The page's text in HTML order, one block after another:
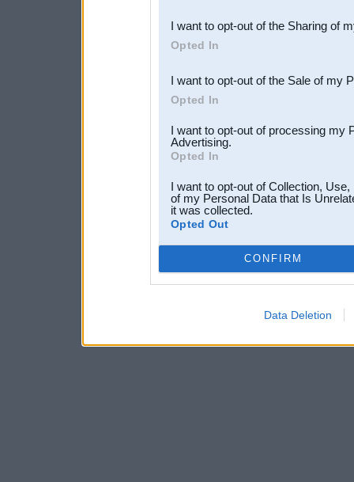
Downstream Participants
third parties.
I want to opt-out of the Sharing of
Opted In
I want to opt-out of the Sale of my
Opted In
I want to opt-out of processing my
Advertising.
Opted In
I want to opt-out of Collection,
of my Personal Data that Is
it was collected.
Opted Out
CONFIRM
Data Deletion